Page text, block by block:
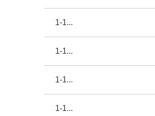
1-1...
1-1...
1-1...
1-1...